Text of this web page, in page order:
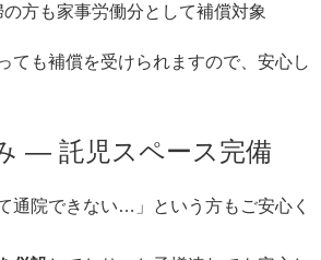
方も家事労働分として補償対象
ても補償を受けられますので、安心し
― 託児スペース完備
通院できない…」という方もご安心く